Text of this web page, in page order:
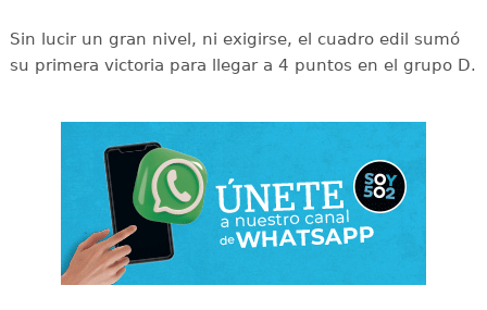
Sin lucir un gran nivel, ni exigirse, el cuadro edil sumó
su primera victoria para llegar a 4 puntos en el grupo D.